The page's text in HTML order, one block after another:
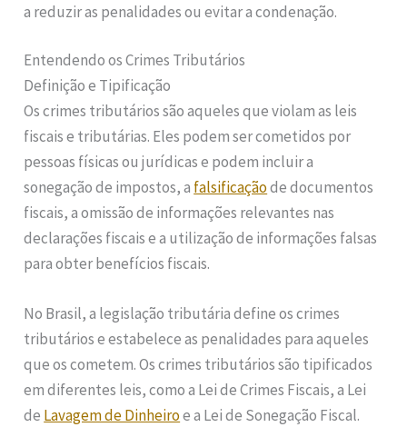
a reduzir as penalidades ou evitar a condenação.
Entendendo os Crimes Tributários
Definição e Tipificação
Os crimes tributários são aqueles que violam as leis
fiscais e tributárias. Eles podem ser cometidos por
pessoas físicas ou jurídicas e podem incluir a
sonegação de impostos, a falsificaçãode documentos
fiscais, a omissão de informações relevantes nas
declarações fiscais e a utilização de informações falsas
para obter benefícios fiscais.
No Brasil, a legislação tributária define os crimes
tributários e estabelece as penalidades para aqueles
que os cometem. Os crimes tributários são tipificados
em diferentes leis, como a Lei de Crimes Fiscais, a Lei
de Lavagem de Dinheiroe a Lei de Sonegação Fiscal.